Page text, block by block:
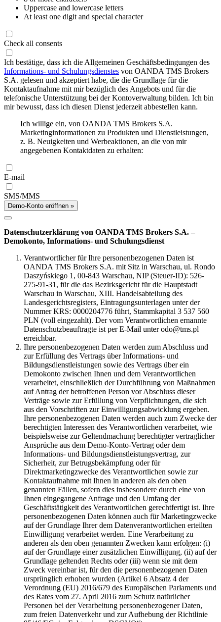
Uppercase and lowercase letters
At least one digit and special character
Check all consents
Ich bestätige, dass ich die Allgemeinen Geschäftsbedingungen des
Informations- und Schulungsdienstes von OANDA TMS Brokers
S.A. gelesen und akzeptiert habe, die die Grundlage für die
Kontaktaufnahme mit mir bezüglich des Angebots und für die
telefonische Unterstützung bei der Kontoverwaltung bilden. Ich bin
mir bewusst, dass ich diesen Dienst jederzeit abbestellen kann.
Ich willige ein, von OANDA TMS Brokers S.A.
Marketinginformationen zu Produkten und Dienstleistungen,
z. B. Neuigkeiten und Werbeaktionen, an die von mir
angegebenen Kontaktdaten zu erhalten:
E-mail
SMS/MMS
Demo-Konto eröffnen »
Datenschutzerklärung von OANDA TMS Brokers S.A. –
Demokonto, Informations- und Schulungsdienst
Verantwortlicher für Ihre personenbezogenen Daten ist
OANDA TMS Brokers S.A. mit Sitz in Warschau, ul. Rondo
Daszyńskiego 1, 00-843 Warschau, NIP (Steuer-ID): 526-
275-91-31, für die das Bezirksgericht für die Hauptstadt
Warschau in Warschau, XIII. Handelsabteilung des
Landesgerichtsregisters, Eintragungsunterlagen unter der
Nummer KRS: 0000204776 führt, Stammkapital 3 537 560
PLN (voll eingezahlt). Der vom Verantwortlichen ernannte
Datenschutzbeauftragte ist per E-Mail unter odo@tms.pl
erreichbar.
Ihre personenbezogenen Daten werden zum Abschluss und
zur Erfüllung des Vertrags über Informations- und
Bildungsdienstleistungen sowie des Vertrags über ein
Demokonto zwischen Ihnen und dem Verantwortlichen
verarbeitet, einschließlich der Durchführung von Maßnahmen
auf Antrag der betroffenen Person vor Abschluss dieser
Verträge sowie zur Erfüllung von Verpflichtungen, die sich
aus den Vorschriften zur Einwilligungsabwicklung ergeben.
Ihre personenbezogenen Daten werden auch zum Zwecke der
berechtigten Interessen des Verantwortlichen verarbeitet, wie
beispielsweise zur Geltendmachung berechtigter vertraglicher
Ansprüche aus dem Demo-Konto-Vertrag oder dem
Informations- und Bildungsdienstleistungsvertrag, zur
Sicherheit, zur Betrugsbekämpfung oder für
Direktmarketingzwecke des Verantwortlichen sowie zur
Kontaktaufnahme mit Ihnen in anderen als den oben
genannten Fällen, sofern dies insbesondere durch eine von
Ihnen eingegangene Anfrage und den Umfang der
Geschäftstätigkeit des Verantwortlichen gerechtfertigt ist. Ihre
personenbezogenen Daten können auch für Marketingzwecke
auf der Grundlage Ihrer dem Datenverantwortlichen erteilten
Einwilligung verarbeitet werden. Eine Verarbeitung zu
anderen als den oben genannten Zwecken kann erfolgen: (i)
auf der Grundlage einer zusätzlichen Einwilligung, (ii) auf der
Grundlage geltenden Rechts oder (iii) wenn sie mit dem
Zweck vereinbar ist, für den die personenbezogenen Daten
ursprünglich erhoben wurden (Artikel 6 Absatz 4 der
Verordnung (EU) 2016/679 des Europäischen Parlaments und
des Rates vom 27. April 2016 zum Schutz natürlicher
Personen bei der Verarbeitung personenbezogener Daten,
zum freien Datenverkehr und zur Aufhebung der Richtlinie